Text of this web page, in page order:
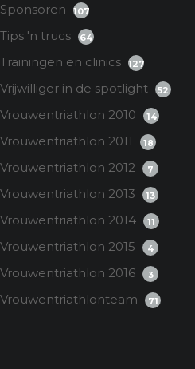
Sponsoren 107
Tips 'n trucs 64
Trainingen en clinics 127
Vrijwilliger in de spotlight 52
Vrouwentriathlon 2010 14
Vrouwentriathlon 2011 18
Vrouwentriathlon 2012 7
Vrouwentriathlon 2013 13
Vrouwentriathlon 2014 11
Vrouwentriathlon 2015 4
Vrouwentriathlon 2016 3
Vrouwentriathlonteam 71